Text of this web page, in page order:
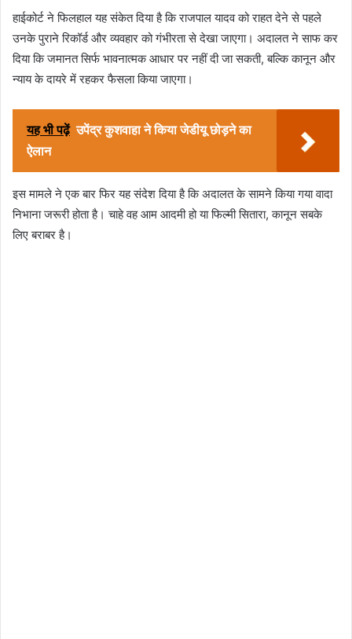
हाईकोर्ट ने फिलहाल यह संकेत दिया है कि राजपाल यादव को राहत देने से पहले
उनके पुराने रिकॉर्ड और व्यवहार को गंभीरता से देखा जाएगा। अदालत ने साफ कर
दिया कि जमानत सिर्फ भावनात्मक आधार पर नहीं दी जा सकती, बल्कि कानून और
न्याय के दायरे में रहकर फैसला किया जाएगा।
यह भी पढ़ें उपेंद्र कुशवाहा ने किया जेडीयू छोड़ने का
ऐलान
इस मामले ने एक बार फिर यह संदेश दिया है कि अदालत के सामने किया गया वादा
निभाना जरूरी होता है। चाहे वह आम आदमी हो या फिल्मी सितारा, कानून सबके
लिए बराबर है।